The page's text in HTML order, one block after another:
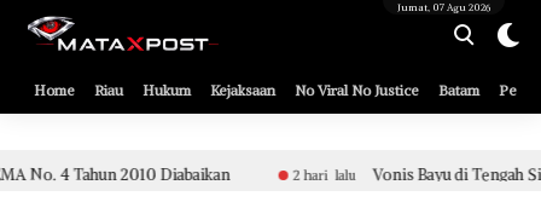
[gnpub_google_news_follow]
Home Riau Hukum Kejaksaan No Viral No Justice Batam
Jumat, 07 Agu 2026
2 hari lalu Vonis Bayu di Tengah Sidang Etik Aparat Polsek